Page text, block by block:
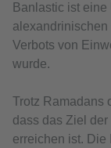
Banlastic ist
Verbots von
wurde.
Trotz Ramadans
dass das Ziel
erreichen ist. Die